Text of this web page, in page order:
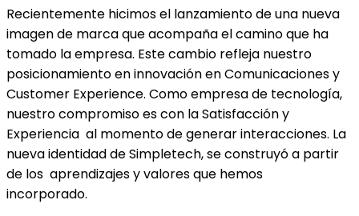
Recientemente hicimos el lanzamiento de una nueva
imagen de marca que acompaña el camino que ha
tomado la empresa. Este cambio refleja nuestro
posicionamiento en innovación en Comunicaciones y
Customer Experience. Como empresa de tecnología,
nuestro compromiso es con la Satisfacción y
Experiencia al momento de generar interacciones. La
nueva identidad de Simpletech, se construyó a partir
de los aprendizajes y valores que hemos
incorporado.